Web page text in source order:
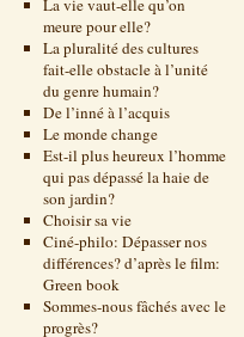
La vie vaut-elle qu’on
meure pour elle?
La pluralité des cultures
fait-elle obstacle à l’unité
du genre humain?
De l’inné à l’acquis
Le monde change
Est-il plus heureux l’homme
qui pas dépassé la haie de
son jardin?
Choisir sa vie
Ciné-philo: Dépasser nos
différences? d’après le film:
Green book
Sommes-nous fâchés avec le
progrès?